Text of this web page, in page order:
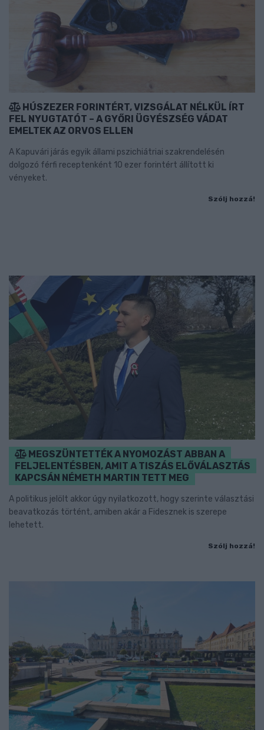
HÚSZEZER FORINTÉRT, VIZSGÁLAT NÉLKÜL ÍRT
FEL NYUGTATÓT – A GYŐRI ÜGYÉSZSÉG VÁDAT
EMELTEK AZ ORVOS ELLEN
A Kapuvári járás egyik állami pszichiátriai szakrendelésén
dolgozó férfi receptenként 10 ezer forintért állított ki
vényeket.
Szólj hozzá!
MEGSZÜNTETTÉK A NYOMOZÁST ABBAN A
FELJELENTÉSBEN, AMIT A TISZÁS ELŐVÁLASZTÁS
KAPCSÁN NÉMETH MARTIN TETT MEG
A politikus jelölt akkor úgy nyilatkozott, hogy szerinte választási
beavatkozás történt, amiben akár a Fidesznek is szerepe
lehetett.
Szólj hozzá!